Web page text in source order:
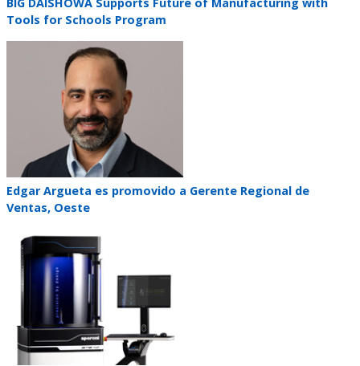
title
Tools for Schools Program
Teaser
title
Edgar Argueta es promovido a Gerente Regional de
Ventas, Oeste
Teaser
image